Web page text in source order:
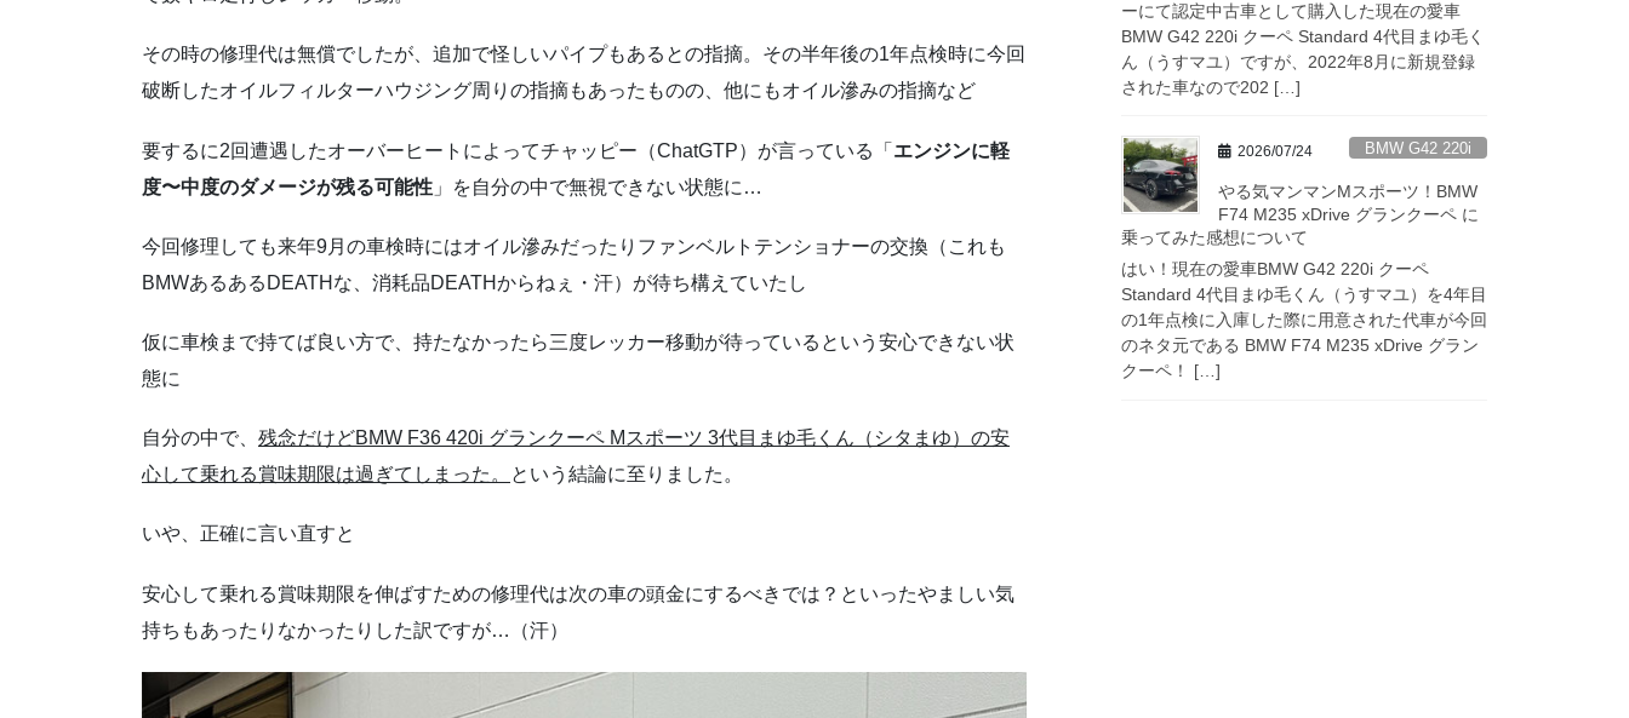
その時の修理代は無償でしたが、追加で怪しいパイプもあるとの指摘。その半年後の1年点検時に今回
破断したオイルフィルターハウジング周りの指摘もあったものの、他にもオイル滲みの指摘など
要するに2回遭遇したオーバーヒートによってチャッピー（ChatGTP）が言っている「 エンジンに軽
度〜中度のダメージが残る可能性 」を自分の中で無視できない状態に…
今回修理しても来年9月の車検時にはオイル滲みだったりファンベルトテンショナーの交換（これも
BMWあるあるDEATHな、消耗品DEATHからねぇ・汗）が待ち構えていたし
仮に車検まで持てば良い方で、持たなかったら三度レッカー移動が待っているという安心できない状
態に
自分の中で、 残念だけどBMW F36 420i グランクーペ Mスポーツ 3代目まゆ毛くん（シタまゆ）の安
心して乗れる賞味期限は過ぎてしまった。
という結論に至りました。
いや、正確に言い直すと
安心して乗れる賞味期限を伸ばすための修理代は次の車の頭金にするべきでは？といったやましい気
持ちもあったりなかったりした訳ですが…（汗）
ーにて認定中古車として購入した現在の愛車
BMW G42 220i クーペ Standard 4代目まゆ毛く
ん（うすマユ）ですが、2022年8月に新規登録
された車なので202 […]
2026/07/24 BMW G42 220i
やる気マンマンMスポーツ！BMW
F74 M235 xDrive グランクーペ に
乗ってみた感想について
はい！現在の愛車BMW G42 220i クーペ
Standard 4代目まゆ毛くん（うすマユ）を4年目
の1年点検に入庫した際に用意された代車が今回
のネタ元である BMW F74 M235 xDrive グラン
クーペ！ […]